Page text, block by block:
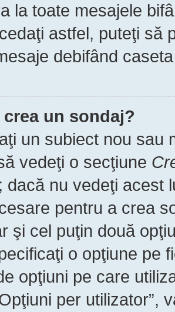
la toate mesajele
astfel, puteţi să
debifând
un sondaj?
un subiect nou sau
vedeţi o secţiune
dacă nu vedeţi acest
pentru a crea
şi cel puţin două
o opţiune pe
opţiuni pe care
per utilizator”,